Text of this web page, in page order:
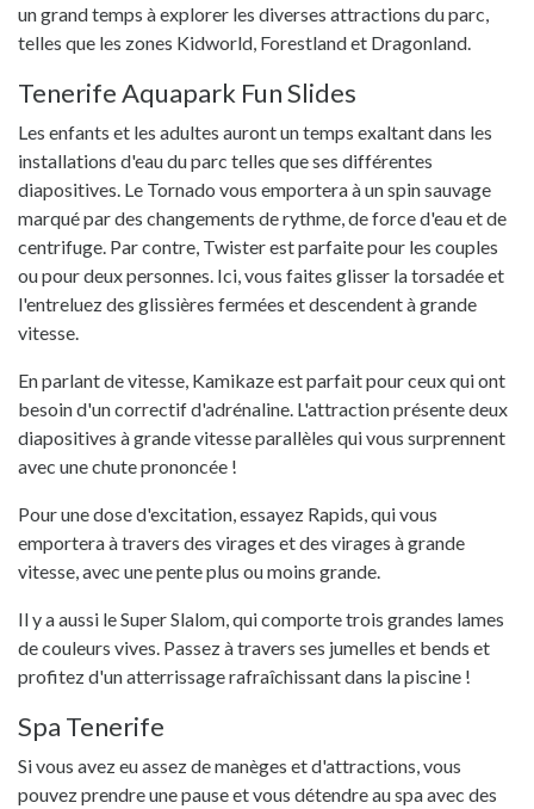
un grand temps à explorer les diverses attractions du parc,
telles que les zones Kidworld, Forestland et Dragonland.
Tenerife Aquapark Fun Slides
Les enfants et les adultes auront un temps exaltant dans les
installations d'eau du parc telles que ses différentes
diapositives. Le Tornado vous emportera à un spin sauvage
marqué par des changements de rythme, de force d'eau et de
centrifuge. Par contre, Twister est parfaite pour les couples
ou pour deux personnes. Ici, vous faites glisser la torsadée et
l'entreluez des glissières fermées et descendent à grande
vitesse.
En parlant de vitesse, Kamikaze est parfait pour ceux qui ont
besoin d'un correctif d'adrénaline. L'attraction présente deux
diapositives à grande vitesse parallèles qui vous surprennent
avec une chute prononcée !
Pour une dose d'excitation, essayez Rapids, qui vous
emportera à travers des virages et des virages à grande
vitesse, avec une pente plus ou moins grande.
Il y a aussi le Super Slalom, qui comporte trois grandes lames
de couleurs vives. Passez à travers ses jumelles et bends et
profitez d'un atterrissage rafraîchissant dans la piscine !
Spa Tenerife
Si vous avez eu assez de manèges et d'attractions, vous
pouvez prendre une pause et vous détendre au spa avec des